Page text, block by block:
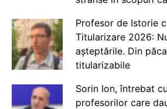
Profesor de Istorie
Titularizare 2026:
așteptările. Din
titularizabile
Sorin Ion, întrebat
profesorilor care